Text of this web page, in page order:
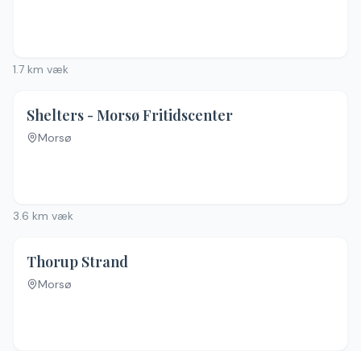
1.7 km væk
Shelters - Morsø Fritidscenter
Morsø
3.6 km væk
Thorup Strand
Morsø